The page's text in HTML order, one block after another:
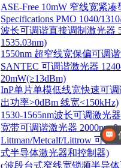
ASE-Free 10mW 窄线宽紧
Specifications PMO 1040/
波长可调谐直接调制激光器
1535.03nm)
1550nm 超窄线宽保偏可调
SANTEC 可调谐激光器
20mW(≥13dBm)
InP单片单模低线宽快速可调
出功率>0dBm 线宽<150kHz)
1530-1565nm波长可调激光
宽带可调谐激光器 2000nm
Littman/Metcalf/Littrow 可调
式半导体激光器和控制器)
c波段台式窄线宽锁频半导体